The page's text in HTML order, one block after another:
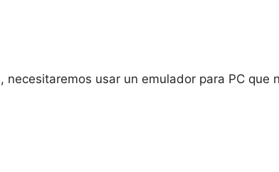
usar un emulador para PC que